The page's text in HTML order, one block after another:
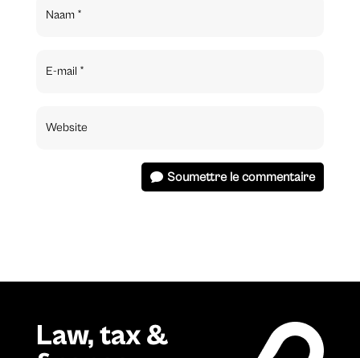
Soumettre le commentaire
Law, tax &